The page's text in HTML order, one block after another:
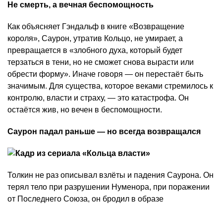
Не смерть, а вечная беспомощность
Как объясняет Гэндальф в книге «Возвращение
короля», Саурон, утратив Кольцо, не умирает, а
превращается в «злобного духа, который будет
терзаться в тени, но не сможет снова вырасти или
обрести форму». Иначе говоря — он перестаёт быть
значимым. Для существа, которое веками стремилось к
контролю, власти и страху, — это катастрофа. Он
остаётся жив, но вечен в беспомощности.
Саурон падал раньше — но всегда возвращался
Толкин не раз описывал взлёты и падения Саурона. Он
терял тело при разрушении Нуменора, при поражении
от Последнего Союза, он бродил в образе